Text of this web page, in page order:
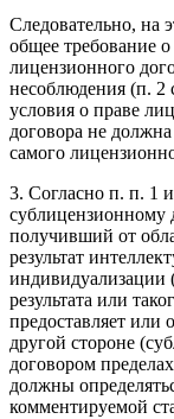
Следовательно, на
общее требование
лицензионного
несоблюдения (п.
условия о праве
договора не
самого
3. Согласно п. п. 1
сублицензионному
получивший от
результат
индивидуализации
результата или
предоставляет или
другой стороне
договором
должны
комментируемой